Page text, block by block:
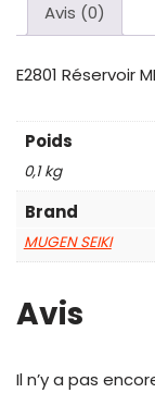
Avis (0)
E2801 Réservoir
Poids
0,1 kg
Brand
MUGEN SEIKI
Avis
Il n’y a pas